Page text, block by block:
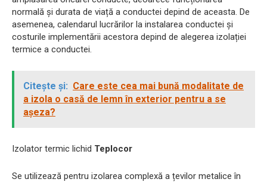
normală și durata de viață a conductei depind de aceasta. De
asemenea, calendarul lucrărilor la instalarea conductei și
costurile implementării acestora depind de alegerea izolației
termice a conductei.
Citește și: Care este cea mai bună modalitate de
a izola o casă de lemn în exterior pentru a se
așeza?
Izolator termic lichid Teplocor
Se utilizează pentru izolarea complexă a țevilor metalice în